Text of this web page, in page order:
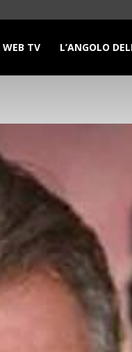
WEB TV L’ANGOLO